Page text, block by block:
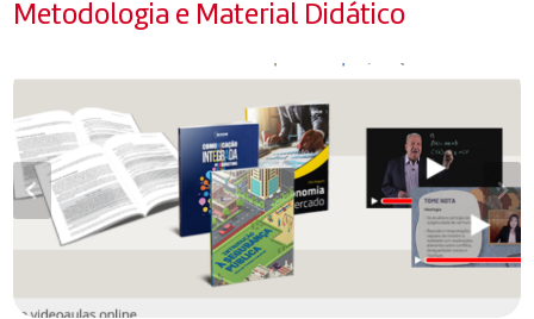
Metodologia e Material Didático